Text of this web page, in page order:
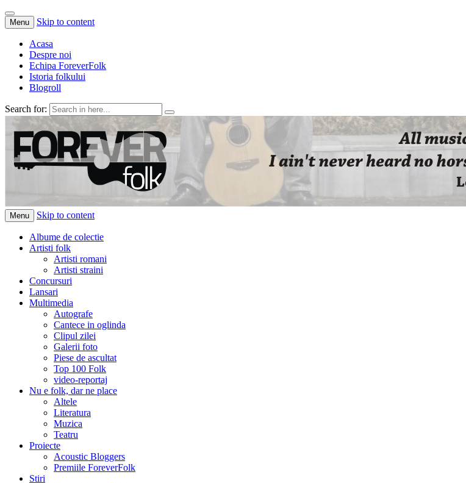
Menu Skip to content
Acasa
Despre noi
Echipa ForeverFolk
Istoria folkului
Blogroll
Search for:
ForeverFolk
Muzica sufletului tau
Menu Skip to content
Albume de colectie
Artisti folk
Artisti romani
Artisti straini
Concursuri
Lansari
Multimedia
Autografe
Cantece in oglinda
Clipul zilei
Galerii foto
Piese de ascultat
Top 100 Folk
video-reportaj
Nu e folk, dar ne place
Altele
Literatura
Muzica
Teatru
Proiecte
Acoustic Bloggers
Premiile ForeverFolk
Stiri